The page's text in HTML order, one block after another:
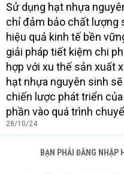
Sử dụng hạt nhựa
chỉ đảm bảo chất lượng
hiệu quả kinh tế bền
giải pháp tiết kiệm chi
hợp với xu thế sản xuất
hạt nhựa nguyên sinh
chiến lược phát triển
phần vào quá trình
28/10/24
BẠN PHẢI ĐĂNG NHẬP